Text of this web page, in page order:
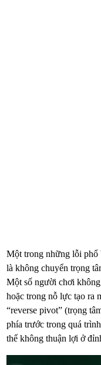
Một trong những lỗi phổ
là không chuyển trọng
Một số người chơi
hoặc trong nỗ lực tạo ra
“reverse pivot” (trọng
phía trước trong quá
thế không thuận lợi ở